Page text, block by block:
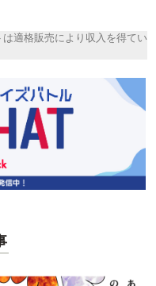
適格販売により収入を得てい